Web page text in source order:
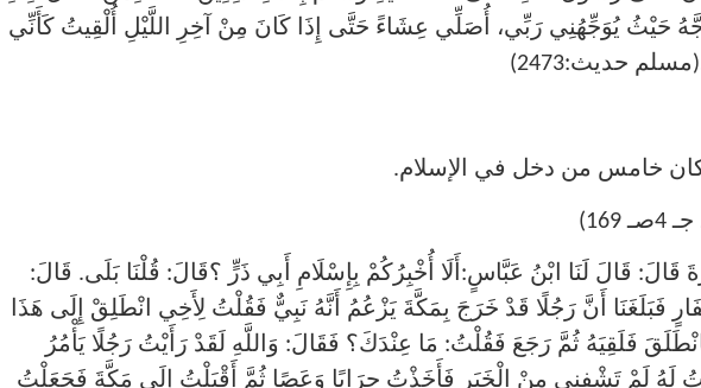
حَيْثُ يُوَجِّهُنِي رَبِّي، أُصَلِّي عِشَاءً حَتَّى إِذَا كَانَ مِنْ آخِرِ اللَّيْلِ أُلْقِيتُ كَأَنِّي
حديث:2473)
خامس من دخل في الإسلام.
قَالَ لَنَا ابْنُ عَبَّاسٍ:أَلَا أُخْبِرُكُمْ بِإِسْلَامِ أَبِي ذَرٍّ ؟قَالَ: قُلْنَا بَلَى. قَالَ:
فَبَلَغَنَا أَنَّ رَجُلًا قَدْ خَرَجَ بِمَكَّةَ يَزْعُمُ أَنَّهُ نَبِيٌّ فَقُلْتُ لِأَخِي انْطَلِقْ إِلَى هَذَا
فَلَقِيَهُ ثُمَّ رَجَعَ فَقُلْتُ: مَا عِنْدَكَ؟ فَقَالَ: وَاللَّهِ لَقَدْ رَأَيْتُ رَجُلًا يَأْمُرُ
لَهُ لَمْ تَشْفِنِي مِنْ الْخَبَرِ فَأَخَذْتُ جِرَابًا وَعَصًا ثُمَّ أَقْبَلْتُ إِلَى مَكَّةَ فَجَعَلْتُ